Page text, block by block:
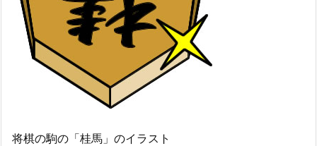
将棋の駒の「桂馬」のイラスト